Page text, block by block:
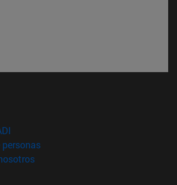
en nueva ventana)
personas(abre en nueva ventana)
(abre en nueva ventana)